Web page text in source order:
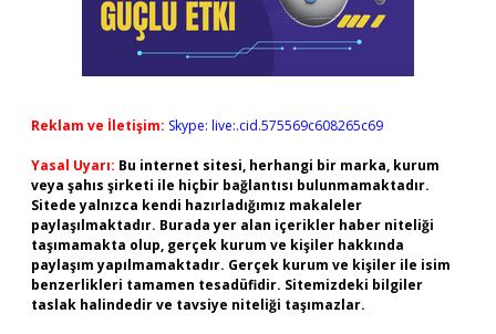
Reklam ve İletişim: Skype: live:.cid.575569c608265c69
Yasal Uyarı: Bu internet sitesi, herhangi bir marka, kurum
veya şahıs şirketi ile hiçbir bağlantısı bulunmamaktadır.
Sitede yalnızca kendi hazırladığımız makaleler
paylaşılmaktadır. Burada yer alan içerikler haber niteliği
taşımamakta olup, gerçek kurum ve kişiler hakkında
paylaşım yapılmamaktadır. Gerçek kurum ve kişiler ile isim
benzerlikleri tamamen tesadüfidir. Sitemizdeki bilgiler
taslak halindedir ve tavsiye niteliği taşımazlar.